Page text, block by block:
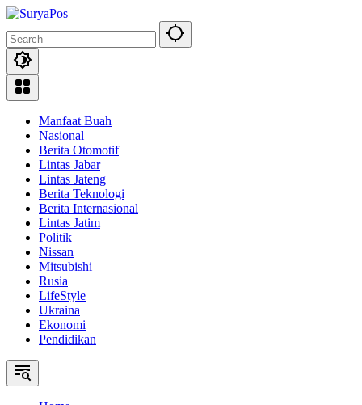
Skip
content
Manfaat Buah
Nasional
Berita Otomotif
Lintas Jabar
Lintas Jateng
Berita Teknologi
Berita Internasional
Lintas Jatim
Politik
Nissan
Mitsubishi
Rusia
LifeStyle
Ukraina
Ekonomi
Pendidikan